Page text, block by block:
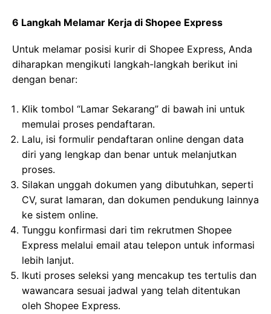
6 Langkah Melamar Kerja di Shopee Express
Untuk melamar posisi kurir di Shopee Express, Anda
diharapkan mengikuti langkah-langkah berikut ini
dengan benar:
Klik tombol “Lamar Sekarang” di bawah ini untuk
memulai proses pendaftaran.
Lalu, isi formulir pendaftaran online dengan data
diri yang lengkap dan benar untuk melanjutkan
proses.
Silakan unggah dokumen yang dibutuhkan, seperti
CV, surat lamaran, dan dokumen pendukung lainnya
ke sistem online.
Tunggu konfirmasi dari tim rekrutmen Shopee
Express melalui email atau telepon untuk informasi
lebih lanjut.
Ikuti proses seleksi yang mencakup tes tertulis dan
wawancara sesuai jadwal yang telah ditentukan
oleh Shopee Express.